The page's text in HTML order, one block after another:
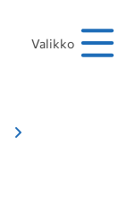
Valikko